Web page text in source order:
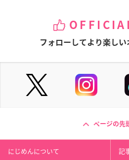
フォローしてより楽しい
ページの先
にじめんについて 記